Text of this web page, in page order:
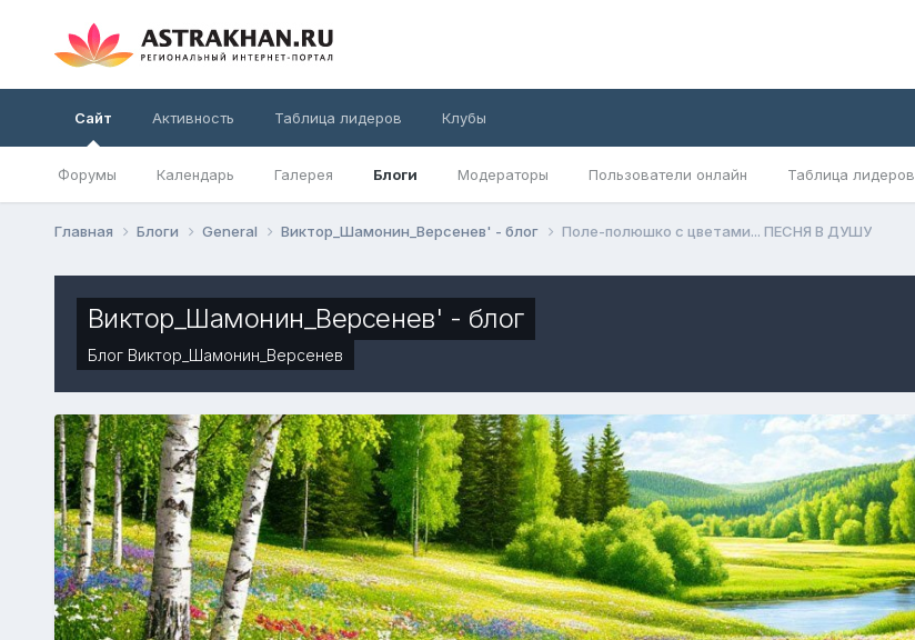
Сайт
Форумы Календарь Галерея Блоги Модераторы Пользователи онлайн Таблица лидеров
Активность Таблица лидеров Клубы
Главная Блоги General Виктор_Шамонин_Версенев' - блог Поле-полюшко с цветами... ПЕСНЯ В ДУШУ
Виктор_Шамонин_Версенев' - блог
Блог Виктор_Шамонин_Версенев